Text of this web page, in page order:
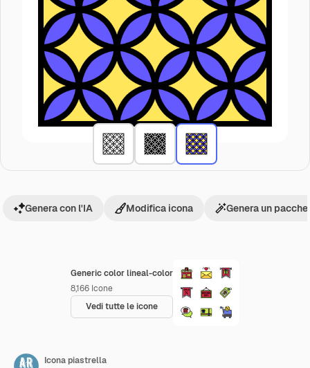
Generic color lineal-color
8,166 Icone
Vedi tutte le icone
Genera con l'IA Modifica icona Genera un
Icona piastrella